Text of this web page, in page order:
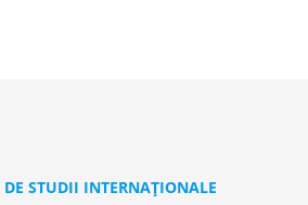
DE STUDII INTERNAȚIONALE